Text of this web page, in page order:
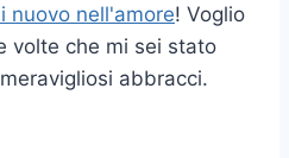
nuovo nell'amore! Voglio
volte che mi sei stato
abbracci.